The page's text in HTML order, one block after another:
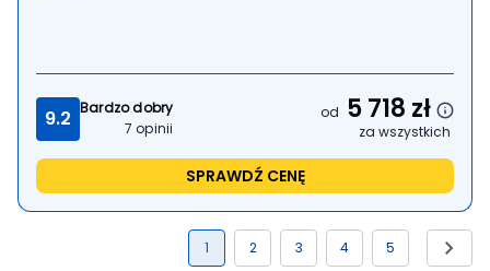
9.2 Bardzo dobry
7 opinii
od 5 718 zł
za wszystkich
SPRAWDŹ CENĘ
1 2 3 4 5